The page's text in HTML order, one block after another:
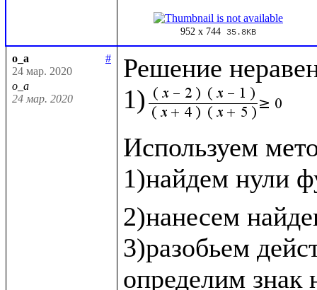
952 x 744 35.8KB
o_a
#
24 мар. 2020
o_a
24 мар. 2020
Решение
1)
Используем
1)найдем нули
2)нанесем
3)разобьем